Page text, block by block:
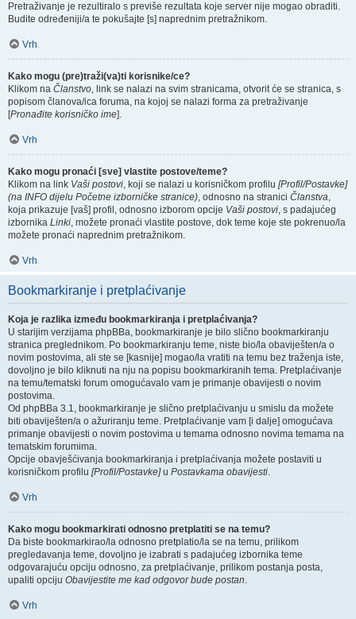
Pretraživanje je rezultiralo s previše rezultata koje server nije mogao obraditi.
Budite određeniji/a te pokušajte [s] naprednim pretražnikom.
Vrh
Kako mogu (pre)traži(va)ti korisnike/ce?
Klikom na Članstvo, link se nalazi na svim stranicama, otvorit će se stranica, s
popisom članova/ica foruma, na kojoj se nalazi forma za pretraživanje
[Pronađite korisničko ime].
Vrh
Kako mogu pronaći [sve] vlastite postove/teme?
Klikom na link Vaši postovi, koji se nalazi u korisničkom profilu [Profil/Postavke]
(na INFO dijelu Početne izborničke stranice), odnosno na stranici Članstva,
koja prikazuje [vaš] profil, odnosno izborom opcije Vaši postovi, s padajućeg
izbornika Linki, možete pronaći vlastite postove, dok teme koje ste pokrenuo/la
možete pronaći naprednim pretražnikom.
Vrh
Bookmarkiranje i pretplaćivanje
Koja je razlika između bookmarkiranja i pretplaćivanja?
U starijim verzijama phpBBa, bookmarkiranje je bilo slično bookmarkiranju
stranica preglednikom. Po bookmarkiranju teme, niste bio/la obaviješten/a o
novim postovima, ali ste se [kasnije] mogao/la vratiti na temu bez traženja iste,
dovoljno je bilo kliknuti na nju na popisu bookmarkiranih tema. Pretplaćivanje
na temu/tematski forum omogućavalo vam je primanje obavijesti o novim
postovima.
Od phpBBa 3.1, bookmarkiranje je slično pretplaćivanju u smislu da možete
biti obaviješten/a o ažuriranju teme. Pretplaćivanje vam [i dalje] omogućava
primanje obavijesti o novim postovima u temama odnosno novima temama na
tematskim forumima.
Opcije obavješćivanja bookmarkiranja i pretplaćivanja možete postaviti u
korisničkom profilu [Profil/Postavke]u Postavkama obavijesti.
Vrh
Kako mogu bookmarkirati odnosno pretplatiti se na temu?
Da biste bookmarkirao/la odnosno pretplatio/la se na temu, prilikom
pregledavanja teme, dovoljno je izabrati s padajućeg izbornika teme
odgovarajuću opciju odnosno, za pretplaćivanje, prilikom postanja posta,
upaliti opciju Obavijestite me kad odgovor bude postan.
Vrh